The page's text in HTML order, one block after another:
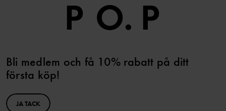
Bli medlem och få 10% rabatt på ditt
första köp!
JA TACK